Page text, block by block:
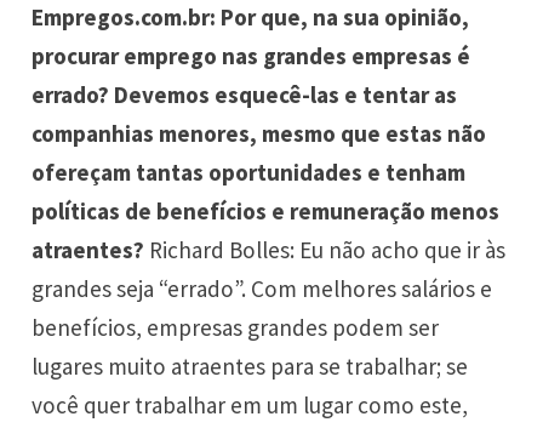
Empregos.com.br: Por que, na sua opinião,
procurar emprego nas grandes empresas é
errado? Devemos esquecê-las e tentar as
companhias menores, mesmo que estas não
ofereçam tantas oportunidades e tenham
políticas de benefícios e remuneração menos
atraentes? Richard Bolles: Eu não acho que ir às
grandes seja “errado”. Com melhores salários e
benefícios, empresas grandes podem ser
lugares muito atraentes para se trabalhar; se
você quer trabalhar em um lugar como este,